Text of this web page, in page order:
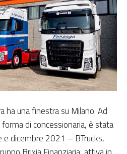
ha una finestra su Milano. Ad
di concessionaria, è stata
dicembre 2021 – BTrucks,